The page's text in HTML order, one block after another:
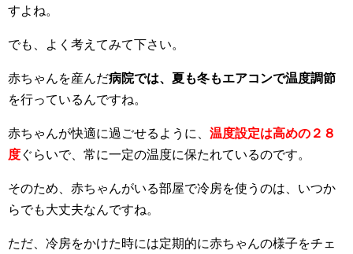
すよね。
でも、よく考えてみて下さい。
赤ちゃんを産んだ病院では、夏も冬もエアコンで温度調節
を行っているんですね。
赤ちゃんが快適に過ごせるように、 温度設定は高めの２８
度ぐらいで、常に一定の温度に保たれているのです。
そのため、赤ちゃんがいる部屋で冷房を使うのは、いつか
らでも大丈夫なんですね。
ただ、冷房をかけた時には定期的に赤ちゃんの様子をチェ